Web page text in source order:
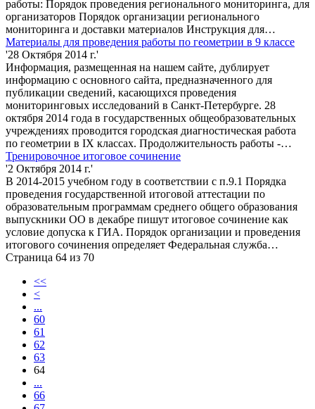
работы: Порядок проведения регионального мониторинга, для
организаторов Порядок организации регионального
мониторинга и доставки материалов Инструкция для…
Материалы для проведения работы по геометрии в 9 классе
'28 Октября 2014 г.'
Информация, размещенная на нашем сайте, дублирует
информацию с основного сайта, предназначенного для
публикации сведений, касающихся проведения
мониторинговых исследований в Санкт-Петербурге. 28
октября 2014 года в государственных общеобразовательных
учреждениях проводится городская диагностическая работа
по геометрии в IX классах. Продолжительность работы -…
Тренировочное итоговое сочинение
'2 Октября 2014 г.'
В 2014-2015 учебном году в соответствии с п.9.1 Порядка
проведения государственной итоговой аттестации по
образовательным программам среднего общего образования
выпускники ОО в декабре пишут итоговое сочинение как
условие допуска к ГИА. Порядок организации и проведения
итогового сочинения определяет Федеральная служба…
Страница 64 из 70
<<
<
...
60
61
62
63
64
...
66